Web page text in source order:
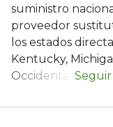
suministro
proveedor
los estados
Kentucky,
Occidental.